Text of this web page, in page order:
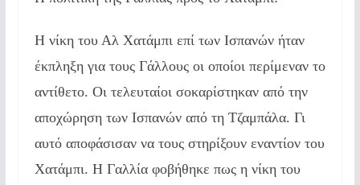
Η νίκη του Αλ Χατάμπι επί των Ισπανών ήταν
έκπληξη για τους Γάλλους οι οποίοι περίμεναν το
αντίθετο. Οι τελευταίοι σοκαρίστηκαν από την
αποχώρηση των Ισπανών από τη Τζαμπάλα. Γι
αυτό αποφάσισαν να τους στηρίξουν εναντίον του
Χατάμπι. Η Γαλλία φοβήθηκε πως η νίκη του